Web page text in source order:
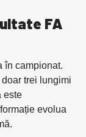
FA
în campionat.
trei lungimi
este
evolua